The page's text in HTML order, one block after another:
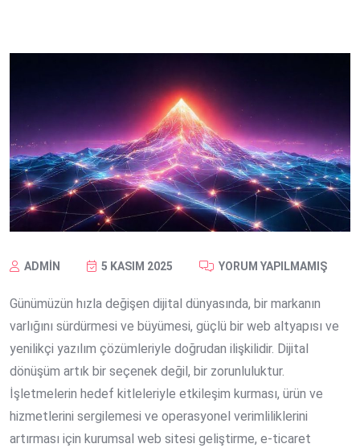
ADMIN 5 KASIM 2025 YORUM YAPILMAMIŞ
Günümüzün hızla değişen dijital dünyasında, bir markanın
varlığını sürdürmesi ve büyümesi, güçlü bir web altyapısı ve
yenilikçi yazılım çözümleriyle doğrudan ilişkilidir. Dijital
dönüşüm artık bir seçenek değil, bir zorunluluktur.
İşletmelerin hedef kitleleriyle etkileşim kurması, ürün ve
hizmetlerini sergilemesi ve operasyonel verimliliklerini
artırması için kurumsal web sitesi geliştirme, e-ticaret